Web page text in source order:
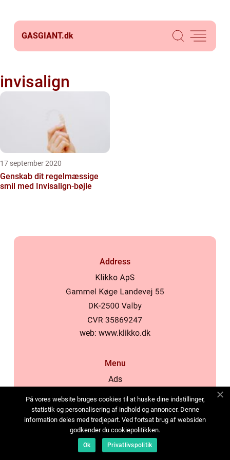
GASGIANT.dk
invisalign
17 september 2020
Genskab dit regelmæssige
smil med Invisalign-bøjle
Address
web: www.klikko.dk
Menu
Ads
Cookies
Contact
Sitemap
På vores website bruges cookies til at huske dine indstillinger,
statistik og personalisering af indhold og annoncer. Denne
information deles med tredjepart. Ved fortsat brug af websiden
godkender du cookiepolitikken.
Ok Privatlivspolitik